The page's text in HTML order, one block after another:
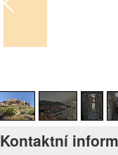
Kontaktní